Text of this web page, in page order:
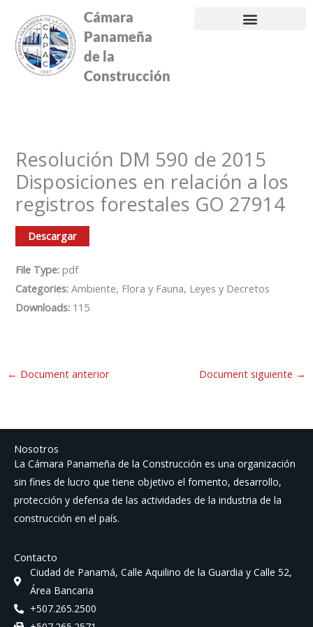
contenido
Cámara
Panameña
de la
Construcción
Resolución DM 590 de 2015
Disposiciones en relación a los
registros forestales GO 27914
Descargar
File Type:pdf
Categories:Ambiente, Flora y Fauna, Leyes y Decretos
Downloads: 115
← Document anterior Document siguiente →
Nosotros
La Cámara Panameña de la Construcción es una organización
sin fines de lucro que tiene objetivo el fomento, desarrollo,
protección y defensa de las actividades de la industria de la
construcción en el país.
Contacto
Ciudad de Panamá, Calle Aquilino de la Guardia y Calle 52,
Área Bancaria
+507.265.2500